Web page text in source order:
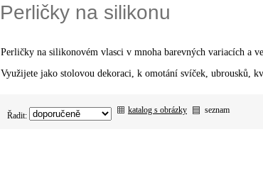
Perličky na silikonu
Perličky na silikonovém vlasci v mnoha barevných variacích a
Využijete jako stolovou dekoraci, k omotání svíček, ubrousků,
Řadit:
katalog s obrázky seznam